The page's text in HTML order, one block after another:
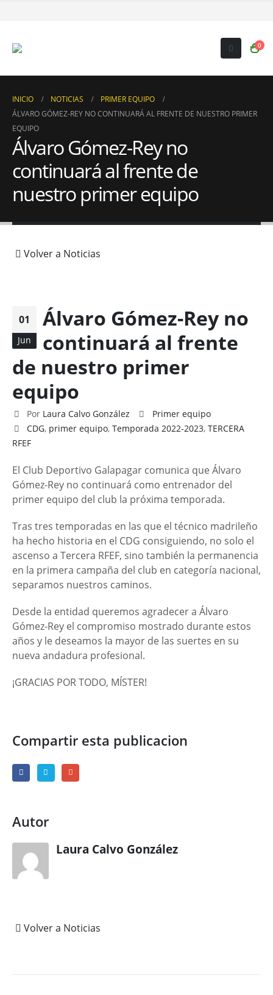
0
INICIO NOTICIAS
PRIMER EQUIPO
ÁLVARO GÓMEZ-REY NO CONTINUARÁ AL FRENTE DE NUESTRO PRIMER
EQUIPO
Álvaro Gómez-Rey no
continuará al frente de
nuestro primer equipo
Volver a Noticias
01
Jun
Álvaro Gómez-Rey no
continuará al frente
de nuestro primer
equipo
Por Laura Calvo González
Primer equipo
CDG, primer equipo,Temporada 2022-2023,TERCERA
RFEF
El Club Deportivo Galapagar comunica que Álvaro
Gómez-Rey no continuará como entrenador del
primer equipo del club la próxima temporada.
Tras tres temporadas en las que el técnico madrileño
ha hecho historia en el CDG consiguiendo, no solo el
ascenso a Tercera RFEF, sino también la permanencia
en la primera campaña del club en categoría nacional,
separamos nuestros caminos.
Desde la entidad queremos agradecer a Álvaro
Gómez-Rey el compromiso mostrado durante estos
años y le deseamos la mayor de las suertes en su
nueva andadura profesional.
¡GRACIAS POR TODO, MÍSTER!
Compartir esta publicacion
Autor
Laura Calvo González
Volver a Noticias